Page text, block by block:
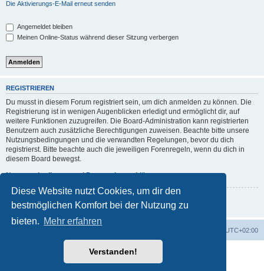
Diese Website nutzt Cookies, um dir den
bestmöglichen Komfort bei der Nutzung zu
bieten. Mehr erfahren
Verstanden!
Die Aktivierungs-E-Mail erneut senden
Angemeldet bleiben
Meinen Online-Status während dieser Sitzung verbergen
REGISTRIEREN
Du musst in diesem Forum registriert sein, um dich anmelden zu können. Die
Registrierung ist in wenigen Augenblicken erledigt und ermöglicht dir, auf
weitere Funktionen zuzugreifen. Die Board-Administration kann registrierten
Benutzern auch zusätzliche Berechtigungen zuweisen. Beachte bitte unsere
Nutzungsbedingungen und die verwandten Regelungen, bevor du dich
registrierst. Bitte beachte auch die jeweiligen Forenregeln, wenn du dich in
diesem Board bewegst.
Nutzungsbedingungen|Datenschutzerklärung
Registrieren
UTC+02:00
Powered byphpBB® Forum Software © phpBB Limited
phpBB.de